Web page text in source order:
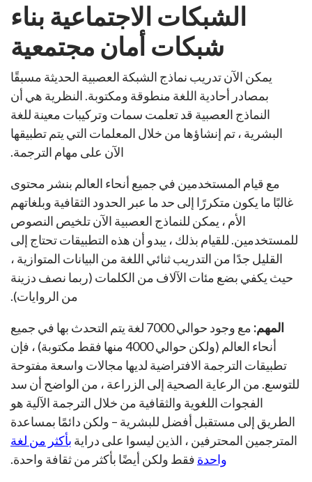
الشبكات الاجتماعية بناء
شبكات أمان مجتمعية
يمكن الآن تدريب نماذج الشبكة العصبية الحديثة مسبقًا
بمصادر أحادية اللغة منطوقة ومكتوبة. النظرية هي أن
النماذج العصبية قد تعلمت سمات وتركيبات معينة للغة
البشرية ، تم إنشاؤها من خلال المعلمات التي يتم تطبيقها
الآن على مهام الترجمة.
مع قيام المستخدمين في جميع أنحاء العالم بنشر محتوى
غالبًا ما يكون متكررًا إلى حد ما عبر الحدود الثقافية وبلغاتهم
الأم ، يمكن للنماذج العصبية الآن تلخيص النصوص
للمستخدمين. للقيام بذلك ، يبدو أن هذه التطبيقات تحتاج إلى
القليل جدًا من التدريب ثنائي اللغة من البيانات المتوازية ،
حيث يكفي بضع مئات الآلاف من الكلمات (ربما نصف دزينة
من الروايات).
المهم:
مع وجود حوالي 7000 لغة يتم التحدث بها في جميع
أنحاء العالم (ولكن حوالي 4000 منها فقط مكتوبة) ، فإن
تطبيقات الترجمة الافتراضية لديها مجالات واسعة مفتوحة
للتوسع. من الرعاية الصحية إلى الزراعة ، من الواضح أن سد
الفجوات اللغوية والثقافية من خلال الترجمة الآلية هو
الطريق إلى مستقبل أفضل للبشرية – ولكن دائمًا بمساعدة
المترجمين المحترفين ، الذين ليسوا على دراية بأكثر من لغة
واحدة فقط ولكن أيضًا بأكثر من ثقافة واحدة.